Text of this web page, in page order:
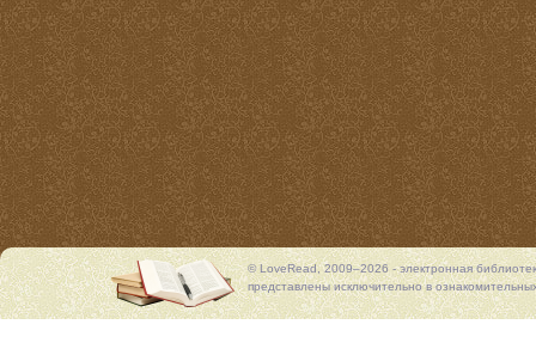
© LoveRead, 2009–2026 - электронная
представлены исключительно в